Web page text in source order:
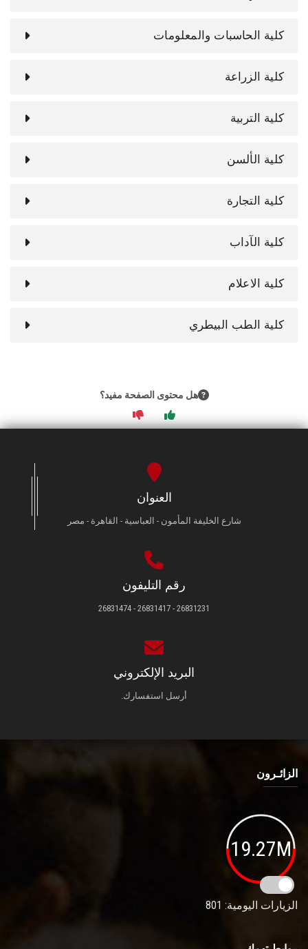
كلية الحاسبات والمعلومات
كلية الزراعة
كلية التربية
كلية الألسن
كلية التجارة
كلية الآداب
كلية الاعلام
كلية الطب البيطري
هل محتوى الصفحة مفيد؟
العنوان
شارع الخليفة المأمون - العباسية - القاهرة - مصر
رقم التليفون
26831231 - 26831417 - 26831474
البريد الإلكتروني
أرسل استفسارك.
الزائـرون
19.27M
الزيارات اليومية: 801